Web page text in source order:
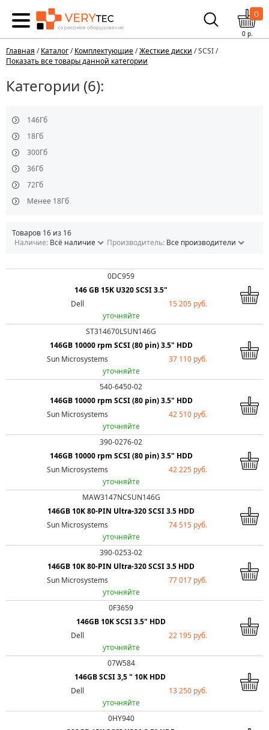
0
0р.
Главная /Каталог/Комплектующие/Жесткие диски / SCSI /
Показать все товары данной категории
Категории (6):
146Гб
18Гб
300Гб
36Гб
72Гб
Менее 18Гб
Товаров 16 из 16
Наличие: Всё наличие Производитель: Все производители
0DC959
146 GB 15K U320 SCSI 3.5"
Dell
15 205 руб.
уточняйте
ST314670LSUN146G
146GB 10000 rpm SCSI (80 pin) 3.5" HDD
Sun Microsystems
37 110 руб.
уточняйте
540-6450-02
146GB 10000 rpm SCSI (80 pin) 3.5" HDD
Sun Microsystems
42 510 руб.
уточняйте
390-0276-02
146GB 10000 rpm SCSI (80 pin) 3.5" HDD
Sun Microsystems
42 225 руб.
уточняйте
MAW3147NCSUN146G
146GB 10K 80-PIN Ultra-320 SCSI 3.5 HDD
Sun Microsystems
74 515 руб.
уточняйте
390-0253-02
146GB 10K 80-PIN Ultra-320 SCSI 3.5 HDD
Sun Microsystems
77 017 руб.
уточняйте
0F3659
146GB 10K SCSI 3.5" HDD
Dell
22 195 руб.
уточняйте
07W584
146GB SCSI 3,5 " 10K HDD
Dell
13 250 руб.
уточняйте
0HY940